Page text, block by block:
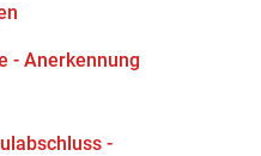
- Anerkennung
-